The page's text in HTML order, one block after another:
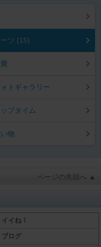
ツ (15)
トギャラリー
プタイム
物
ページの先頭へ ▲
イイね！
ブログ